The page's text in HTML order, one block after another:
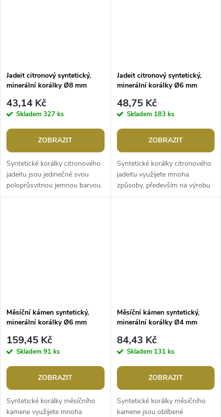
Jadeit citronový syntetický,
minerální korálky Ø8 mm
43,14 Kč
Skladem 327 ks
ZOBRAZIT
Syntetické korálky citronového
jadeitu jsou jedinečné svou
poloprůsvitnou jemnou barvou.
Svou velikostí jsou ideální na
Jadeit citronový syntetický,
minerální korálky Ø6 mm
48,75 Kč
Skladem 183 ks
ZOBRAZIT
Syntetické korálky citronového
jadeitu využijete mnoha
způsoby, především na výrobu
šperků. Mají nádhernou barvu a
Měsíční kámen syntetický,
minerální korálky Ø6 mm
159,45 Kč
Skladem 91 ks
ZOBRAZIT
Syntetické korálky měsíčního
kamene využijete mnoha
Měsíční kámen syntetický,
minerální korálky Ø4 mm
84,43 Kč
Skladem 131 ks
ZOBRAZIT
Syntetické korálky měsíčního
kamene jsou oblíbené